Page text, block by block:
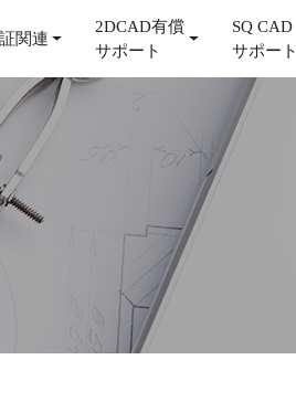
関連
2DCAD有償
サポート
SQ CAD
サポート